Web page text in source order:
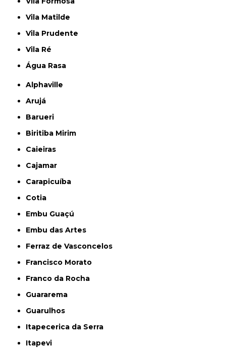
Vila Matilde
Vila Prudente
Vila Ré
Água Rasa
Alphaville
Arujá
Barueri
Biritiba Mirim
Caieiras
Cajamar
Carapicuíba
Cotia
Embu Guaçú
Embu das Artes
Ferraz de Vasconcelos
Francisco Morato
Franco da Rocha
Guararema
Guarulhos
Itapecerica da Serra
Itapevi